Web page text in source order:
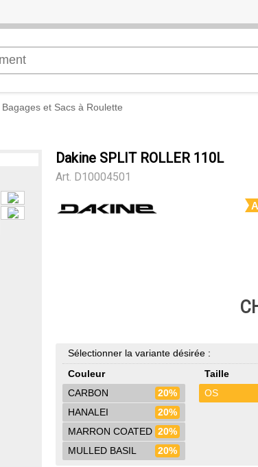
Bagages et Sacs à Roulette
Dakine SPLIT ROLLER 110L
Art. D10004501
Sélectionner la variante désirée :
Couleur
CARBON
20%
HANALEI
20%
MARRON COATED 20%
MULLED BASIL
20%
Taille
OS